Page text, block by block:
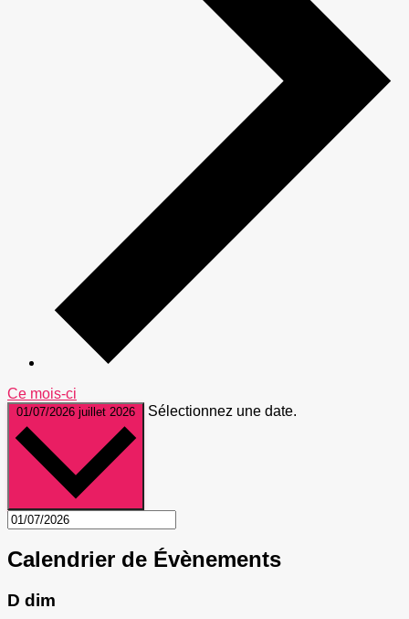
Ce mois-ci
01/07/2026 juillet 2026 Sélectionnez une date.
Calendrier de Évènements
D dim